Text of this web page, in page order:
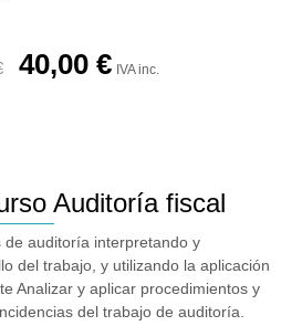
40,00 € IVA inc.
Auditoría fiscal
auditoría interpretando y
del trabajo, y utilizando la aplicación
Analizar y aplicar procedimientos y
del trabajo de auditoría.